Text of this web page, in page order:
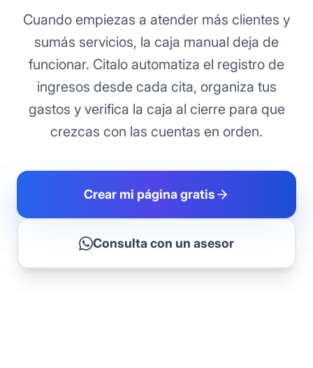
Cuando empiezas a atender más clientes y
sumás servicios, la caja manual deja de
funcionar. Citalo automatiza el registro de
ingresos desde cada cita, organiza tus
gastos y verifica la caja al cierre para que
crezcas con las cuentas en orden.
Crear mi página gratis
Consulta con un asesor